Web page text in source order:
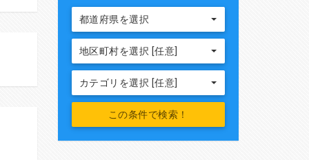
都道府県を選択
地区町村を選択 [任意]
カテゴリを選択 [任意]